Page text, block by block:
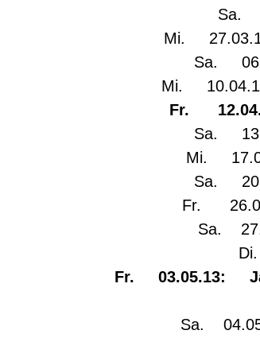
Sa.
Mi.
Sa.
Mi.
Fr.
Sa.
Mi.
Sa.
Fr.
Sa.
Fr. 03.05.13:
Sa.